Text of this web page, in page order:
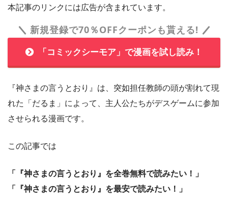
本記事のリンクには広告が含まれています。
新規登録で70％OFFクーポンも貰える!
「コミックシーモア」で漫画を試し読み！
『神さまの言うとおり』は、突如担任教師の頭が割れて現
れた「だるま」によって、主人公たちがデスゲームに参加
させられる漫画です。
この記事では
「『神さまの言うとおり』を全巻無料で読みたい！」
「『神さまの言うとおり』を最安で読みたい！」